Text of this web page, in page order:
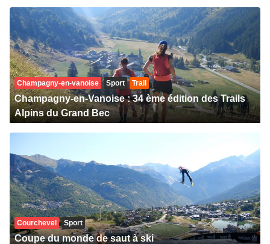
Champagny-en-vanoise Sport Trail
Champagny-en-Vanoise : 34 ème édition des Trails
Alpins du Grand Bec
Courchevel Sport
Coupe du monde de saut à ski